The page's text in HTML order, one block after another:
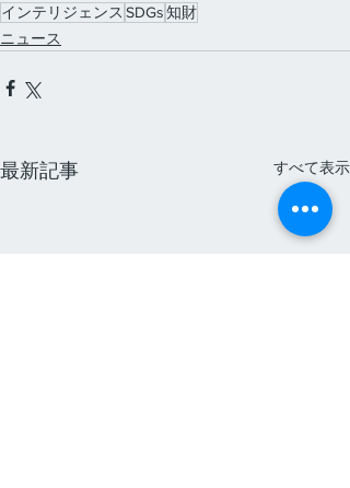
インテリジェンス SDGs知財
ニュース
最新記事 すべて表示